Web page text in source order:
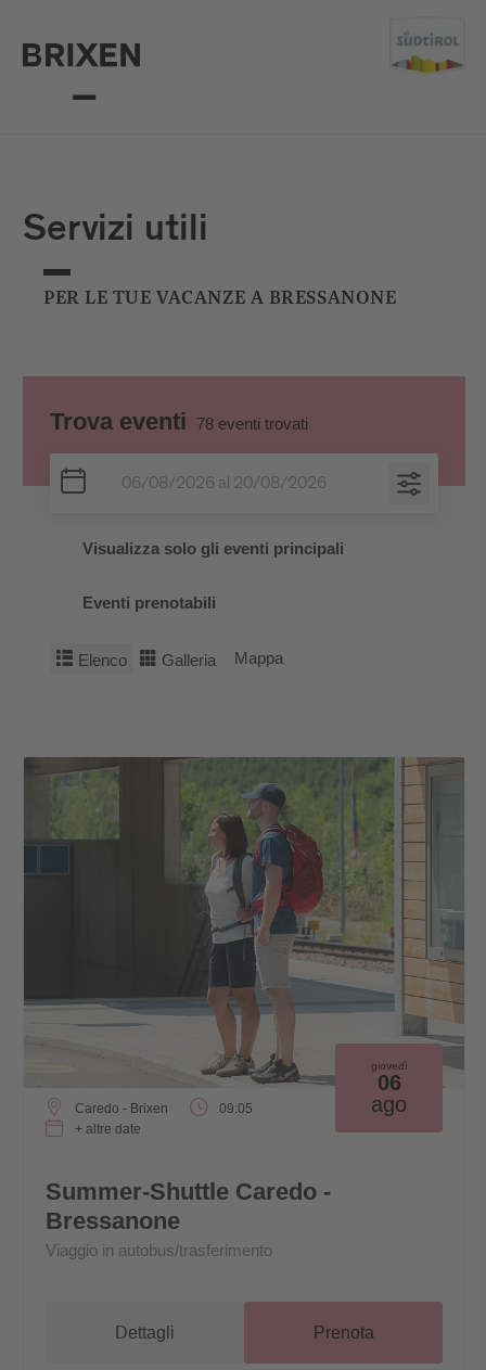
Servizi utili
PER LE TUE VACANZE A BRESSANONE
Trova eventi 78 eventi trovati
Visualizza solo gli eventi principali
Eventi prenotabili
Elenco Galleria Mappa
giovedì
06
ago
Caredo - Brixen
09:05
+ altre date
Summer-Shuttle Caredo -
Bressanone
Viaggio in autobus/trasferimento
Dettagli Prenota